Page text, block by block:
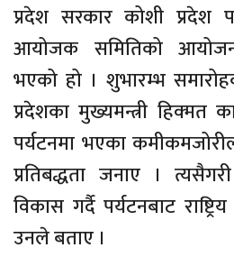
प्रदेश सरकार कोशी प्रदेश
आयोजक समितिको
भएको हो । शुभारम्भ
प्रदेशका मुख्यमन्त्री हिक्मत
पर्यटनमा भएका
प्रतिबद्धता जनाए ।
विकास गर्दै पर्यटनबाट
उनले बताए ।